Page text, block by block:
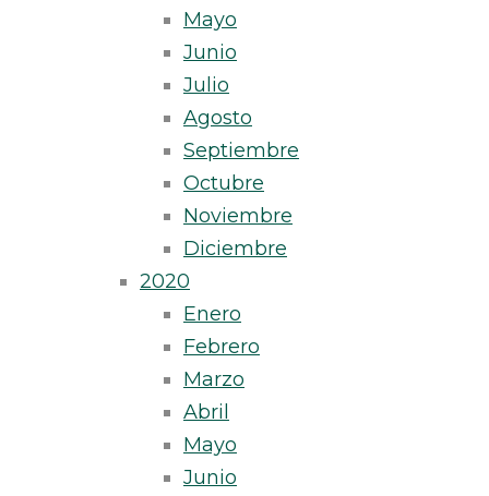
Mayo
Junio
Julio
Agosto
Septiembre
Octubre
Noviembre
Diciembre
2020
Enero
Febrero
Marzo
Abril
Mayo
Junio